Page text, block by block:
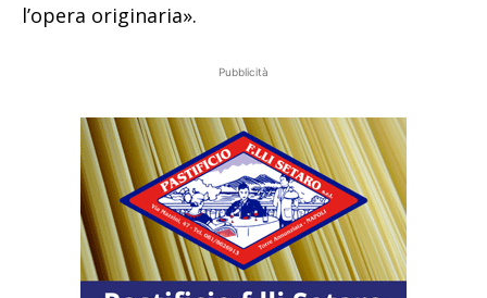
l’opera originaria».
Pubblicità